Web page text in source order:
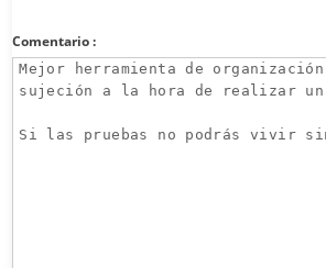
Comentario :